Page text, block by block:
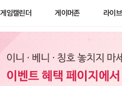
게임캘린더 게이머존 라이